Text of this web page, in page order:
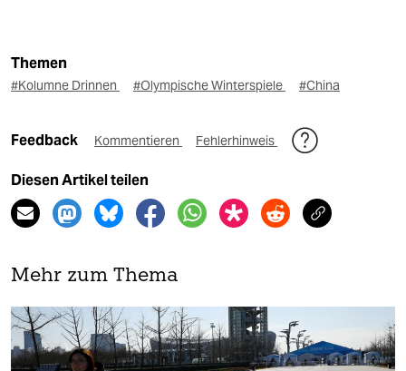
Themen
#Kolumne Drinnen #Olympische Winterspiele #China
Feedback Kommentieren Fehlerhinweis
Diesen Artikel teilen
Mehr zum Thema